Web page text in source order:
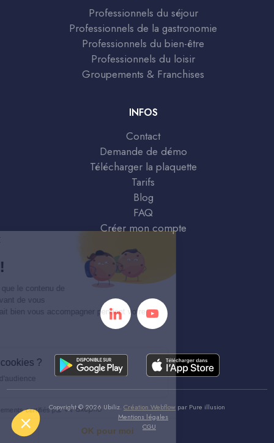
Professionnels du séjour
Professionnels de la gastronomie
Professionnels du bien-être
Professionnels du loisir
Groupements & Franchises
INFOS
Contact
Demande de démo
Télécharger la plaquette
Tarifs
Blog
FAQ
Créer mon compte
Copyright ©2026 Ubiliz. Création Webflow par Pure illusion
Mentions légales
CGU
Salut c'est nous...
les Cookies !
On a attendu d'être sûrs que le contenu de
ce site vous intéresse avant de vous
déranger, mais on aimerait bien vous accompagner pendant votre
À quoi servent ces cookies ?
Statistiques et mesure d'audience
Consentements certifiés par
Je choisis